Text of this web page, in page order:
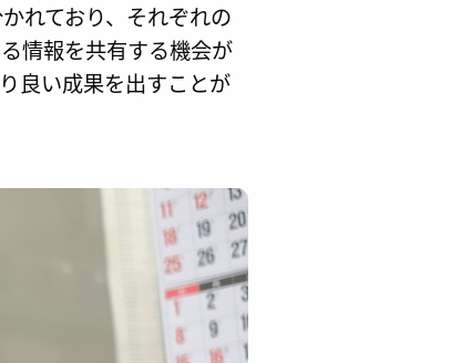
れており、それぞれの
情報を共有する機会が
良い成果を出すことが